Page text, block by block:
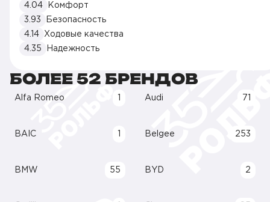
4.04
Комфорт
3.93
Безопасность
4.14
Ходовые качества
4.35
Надежность
БОЛЕЕ 52 БРЕНДОВ
Alfa Romeo Audi 71
BAIC Belgee 253
BMW 55 BYD 2